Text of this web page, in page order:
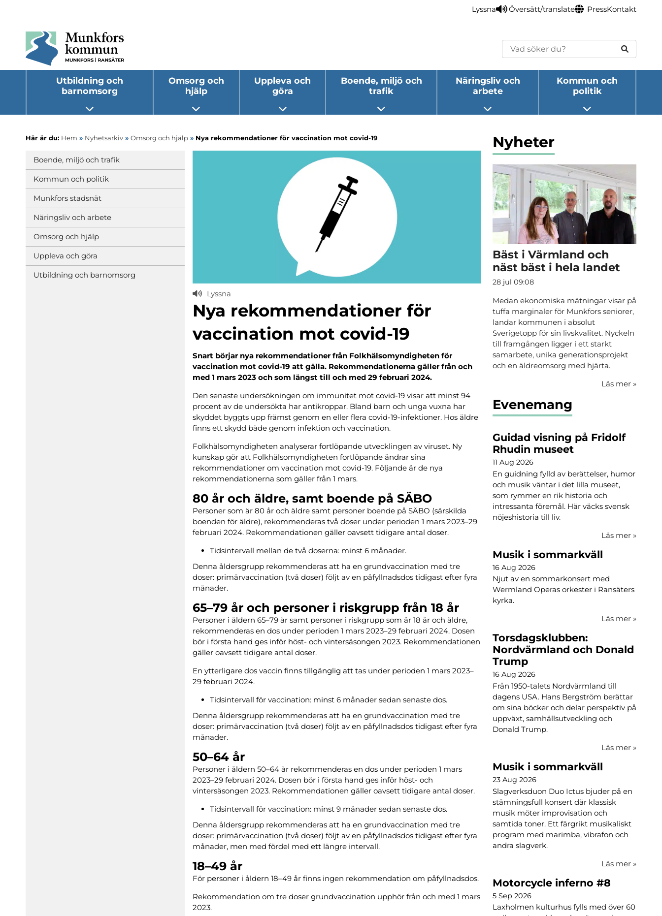
Lyssna Översätt/translate PressKontakt
Sök
Utbildning och
barnomsorg
Öppna undermeny
Omsorg och
hjälp
Öppna undermeny
Uppleva och
göra
Öppna undermeny
Boende, miljö och
trafik
Öppna undermeny
Näringsliv och
arbete
Öppna undermeny
Kommun och
politik
Öppna undermeny
Här är du: Hem » Nyhetsarkiv » Omsorg och hjälp » Nya rekommendationer för vaccination mot covid-19
Boende, miljö och trafik
Kommun och politik
Munkfors stadsnät
Näringsliv och arbete
Omsorg och hjälp
Uppleva och göra
Utbildning och barnomsorg
Lyssna
Nya rekommendationer för
vaccination mot covid-19
Snart börjar nya rekommendationer från Folkhälsomyndigheten för
vaccination mot covid-19 att gälla. Rekommendationerna gäller från och
med 1 mars 2023 och som längst till och med 29 februari 2024.
Den senaste undersökningen om immunitet mot covid-19 visar att minst 94
procent av de undersökta har antikroppar. Bland barn och unga vuxna har
skyddet byggts upp främst genom en eller flera covid-19-infektioner. Hos äldre
finns ett skydd både genom infektion och vaccination.
Folkhälsomyndigheten analyserar fortlöpande utvecklingen av viruset. Ny
kunskap gör att Folkhälsomyndigheten fortlöpande ändrar sina
rekommendationer om vaccination mot covid-19. Följande är de nya
rekommendationerna som gäller från 1 mars.
80 år och äldre, samt boende på SÄBO
Personer som är 80 år och äldre samt personer boende på SÄBO (särskilda
boenden för äldre), rekommenderas två doser under perioden 1 mars 2023–29
februari 2024. Rekommendationen gäller oavsett tidigare antal doser.
Tidsintervall mellan de två doserna: minst 6 månader.
Denna åldersgrupp rekommenderas att ha en grundvaccination med tre
doser: primärvaccination (två doser) följt av en påfyllnadsdos tidigast efter fyra
månader.
65–79 år och personer i riskgrupp från 18 år
Personer i åldern 65–79 år samt personer i riskgrupp som är 18 år och äldre,
rekommenderas en dos under perioden 1 mars 2023–29 februari 2024. Dosen
bör i första hand ges inför höst- och vintersäsongen 2023. Rekommendationen
gäller oavsett tidigare antal doser.
En ytterligare dos vaccin finns tillgänglig att tas under perioden 1 mars 2023–
29 februari 2024.
Tidsintervall för vaccination: minst 6 månader sedan senaste dos.
Denna åldersgrupp rekommenderas att ha en grundvaccination med tre
doser: primärvaccination (två doser) följt av en påfyllnadsdos tidigast efter fyra
månader.
50–64 år
Personer i åldern 50–64 år rekommenderas en dos under perioden 1 mars
2023–29 februari 2024. Dosen bör i första hand ges inför höst- och
vintersäsongen 2023. Rekommendationen gäller oavsett tidigare antal doser.
Tidsintervall för vaccination: minst 9 månader sedan senaste dos.
Denna åldersgrupp rekommenderas att ha en grundvaccination med tre
doser: primärvaccination (två doser) följt av en påfyllnadsdos tidigast efter fyra
månader, men med fördel med ett längre intervall.
18–49 år
För personer i åldern 18–49 år finns ingen rekommendation om påfyllnadsdos.
Rekommendation om tre doser grundvaccination upphör från och med 1 mars
2023.
Nyheter
Bäst i Värmland och
näst bäst i hela landet
28 jul 09:08
Medan ekonomiska mätningar visar på
tuffa marginaler för Munkfors seniorer,
landar kommunen i absolut
Sverigetopp för sin livskvalitet. Nyckeln
till framgången ligger i ett starkt
samarbete, unika generationsprojekt
och en äldreomsorg med hjärta.
Läs mer »
Evenemang
Guidad visning på Fridolf
Rhudin museet
11 Aug 2026
En guidning fylld av berättelser, humor
och musik väntar i det lilla museet,
som rymmer en rik historia och
intressanta föremål. Här väcks svensk
nöjeshistoria till liv.
Läs mer »
Musik i sommarkväll
16 Aug 2026
Njut av en sommarkonsert med
Wermland Operas orkester i Ransäters
kyrka.
Läs mer »
Torsdagsklubben:
Nordvärmland och Donald
Trump
16 Aug 2026
Från 1950-talets Nordvärmland till
dagens USA. Hans Bergström berättar
om sina böcker och delar perspektiv på
uppväxt, samhällsutveckling och
Donald Trump.
Läs mer »
Musik i sommarkväll
23 Aug 2026
Slagverksduon Duo Ictus bjuder på en
stämningsfull konsert där klassisk
musik möter improvisation och
samtida toner. Ett färgrikt musikaliskt
program med marimba, vibrafon och
andra slagverk.
Läs mer »
Motorcycle inferno #8
5 Sep 2026
Laxholmen kulturhus fylls med över 60